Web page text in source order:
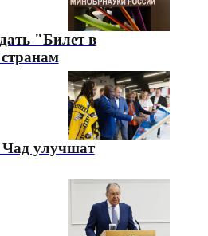
"Билет в
Чад улучшат